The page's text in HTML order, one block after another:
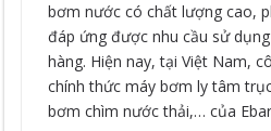
bơm nước có chất lượng cao,
đáp ứng được nhu cầu sử
hàng. Hiện nay, tại Việt Nam,
chính thức máy bơm ly tâm
bơm chìm nước thải,… của